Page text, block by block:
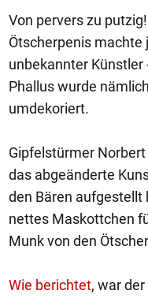
Von pervers zu
Ötscherpenis machte
unbekannter Künstler
Phallus wurde
umdekoriert.
Gipfelstürmer
das abgeänderte
den Bären aufgestellt
nettes Maskottchen
Munk von den
Wie berichtet, war